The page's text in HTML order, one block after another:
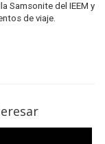
Samsonite del IEEM y
de viaje.